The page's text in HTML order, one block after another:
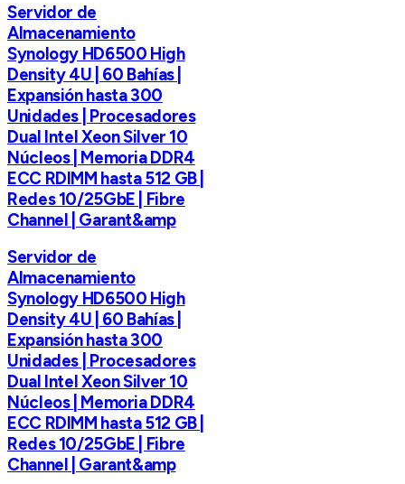
Servidor de
Almacenamiento
Synology HD6500 High
Density 4U | 60 Bahías |
Expansión hasta 300
Unidades | Procesadores
Dual Intel Xeon Silver 10
Núcleos | Memoria DDR4
ECC RDIMM hasta 512 GB |
Redes 10/25GbE | Fibre
Channel | Garant&amp
Servidor de
Almacenamiento
Synology HD6500 High
Density 4U | 60 Bahías |
Expansión hasta 300
Unidades | Procesadores
Dual Intel Xeon Silver 10
Núcleos | Memoria DDR4
ECC RDIMM hasta 512 GB |
Redes 10/25GbE | Fibre
Channel | Garant&amp